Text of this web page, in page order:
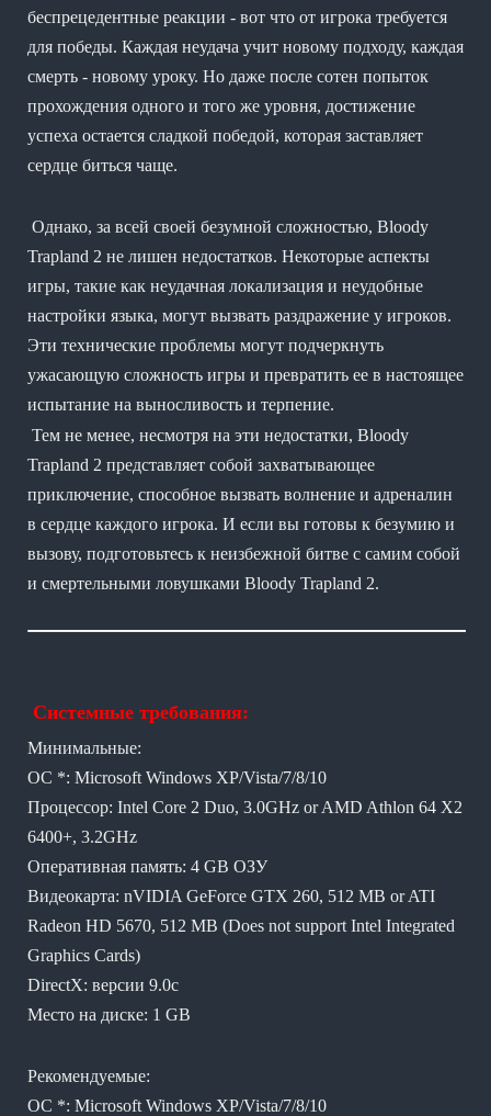
беспрецедентные реакции - вот что от игрока требуется
для победы. Каждая неудача учит новому подходу, каждая
смерть - новому уроку. Но даже после сотен попыток
прохождения одного и того же уровня, достижение
успеха остается сладкой победой, которая заставляет
сердце биться чаще.
Однако, за всей своей безумной сложностью, Bloody
Trapland 2 не лишен недостатков. Некоторые аспекты
игры, такие как неудачная локализация и неудобные
настройки языка, могут вызвать раздражение у игроков.
Эти технические проблемы могут подчеркнуть
ужасающую сложность игры и превратить ее в настоящее
испытание на выносливость и терпение.
Тем не менее, несмотря на эти недостатки, Bloody
Trapland 2 представляет собой захватывающее
приключение, способное вызвать волнение и адреналин
в сердце каждого игрока. И если вы готовы к безумию и
вызову, подготовьтесь к неизбежной битве с самим собой
и смертельными ловушками Bloody Trapland 2.
Системные требования:
Минимальные:
ОС *: Microsoft Windows XP/Vista/7/8/10
Процессор: Intel Core 2 Duo, 3.0GHz or AMD Athlon 64 X2
6400+, 3.2GHz
Оперативная память: 4 GB ОЗУ
Видеокарта: nVIDIA GeForce GTX 260, 512 MB or ATI
Radeon HD 5670, 512 MB (Does not support Intel Integrated
Graphics Cards)
DirectX: версии 9.0c
Место на диске: 1 GB
Рекомендуемые:
ОС *: Microsoft Windows XP/Vista/7/8/10